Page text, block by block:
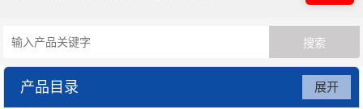
产品目录 展开